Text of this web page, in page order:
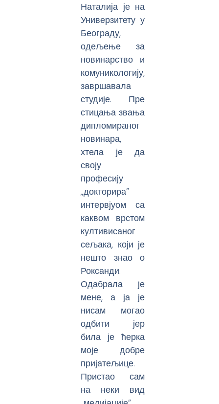
Наталија је на
Универзитету у
Београду,
одељење за
новинарство и
комуникологију,
завршавала
студије. Пре
стицања звања
дипломираног
новинара,
хтела је да
своју
професију
„докторира”
интервјуом са
каквом врстом
култивисаног
сељака, који је
нешто знао о
Роксанди.
Одабрала је
мене, а ја је
нисам могао
одбити јер
била је ћерка
моје добре
пријатељице.
Пристао сам
на неки вид